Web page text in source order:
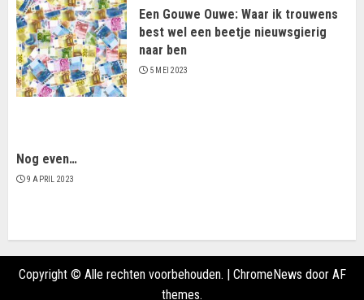
Een Gouwe Ouwe: Waar ik trouwens
best wel een beetje nieuwsgierig
naar ben
5 MEI 2023
Nog even…
9 APRIL 2023
Copyright © Alle rechten voorbehouden. | ChromeNews door AF
themes.